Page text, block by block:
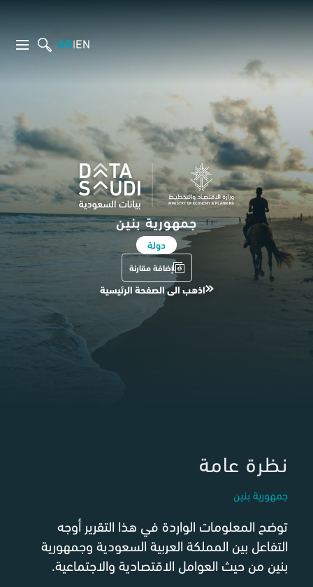
EN
|
AR
جمهورية بنين
دولة
إضافة مقارنة
اذهب الى الصفحة الرئيسية
نظرة عامة
جمهورية بنين
توضح المعلومات الواردة في هذا التقرير أوجه
التفاعل بين المملكة العربية السعودية وجمهورية
بنين من حيث العوامل الاقتصادية والاجتماعية.